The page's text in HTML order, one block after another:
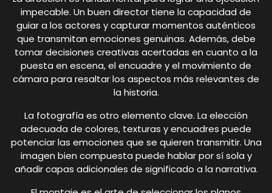
impecable. Un buen director tiene la capacidad de
guiar a los actores y capturar momentos auténticos
que transmitan emociones genuinas. Además, debe
tomar decisiones creativas acertadas en cuanto a la
puesta en escena, el encuadre y el movimiento de
cámara para resaltar los aspectos más relevantes de
la historia.
La fotografía es otro elemento clave. La elección
adecuada de colores, texturas y encuadres puede
potenciar las emociones que se quieren transmitir. Una
imagen bien compuesta puede hablar por sí sola y
añadir capas adicionales de significado a la narrativa.